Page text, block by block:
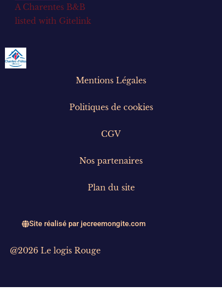
A Charentes B&B
listed with Gitelink
Mentions Légales
Politiques de cookies
CGV
Nos partenaires
Plan du site
Site réalisé par jecreemongite.com
@2026 Le logis Rouge